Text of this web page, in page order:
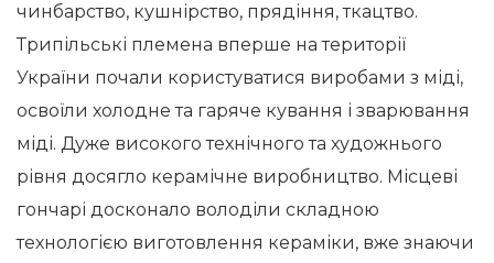
чинбарство, кушнірство, прядіння, ткацтво.
Трипільські племена вперше на території
України почали користуватися виробами з міді,
освоїли холодне та гаряче кування і зварювання
міді. Дуже високого технічного та художнього
рівня досягло керамічне виробництво. Місцеві
гончарі досконало володіли складною
технологією виготовлення кераміки, вже знаючи